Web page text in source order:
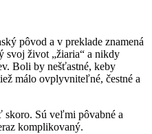
pôvod a v preklade znamená
svoj život „žiaria“ a nikdy
Boli by nešťastné, keby
málo ovplyvniteľné, čestné a
skoro. Sú veľmi pôvabné a
komplikovaný.